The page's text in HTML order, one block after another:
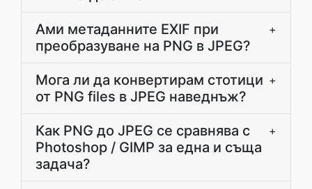
Ами метаданните EXIF при
преобразуване на PNG в JPEG?
+
Мога ли да конвертирам стотици
от PNG files в JPEG наведнъж?
+
Как PNG до JPEG се сравнява с
Photoshop / GIMP за една и съща
задача?
+